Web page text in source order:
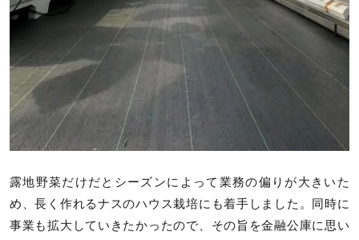
露地野菜だけだとシーズンによって業務の偏りが大きいた
め、長く作れるナスのハウス栽培にも着手しました。同時に
事業も拡大していきたかったので、その旨を金融公庫に思い